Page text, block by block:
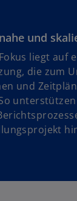
und
liegt auf
die zum
und